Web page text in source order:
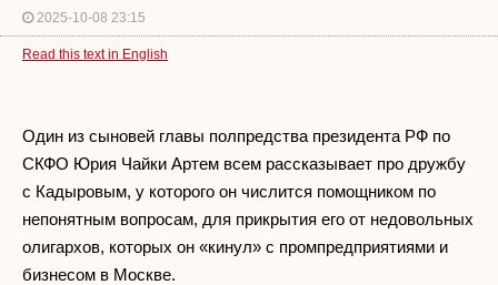
2025-10-08 23:15
Read this text in English
Один из сыновей главы полпредства президента РФ по
СКФО Юрия Чайки Артем всем рассказывает про дружбу
с Кадыровым, у которого он числится помощником по
непонятным вопросам, для прикрытия его от недовольных
олигархов, которых он «кинул» с промпредприятиями и
бизнесом в Москве.